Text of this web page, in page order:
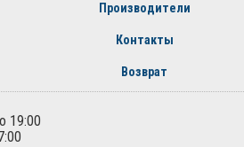
Производители
Контакты
Возврат
19:00